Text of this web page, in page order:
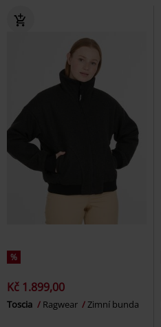
%
Kč 1.899,00
Toscia Ragwear Zimní bunda